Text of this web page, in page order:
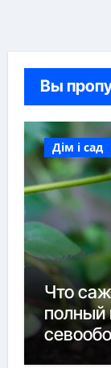
Вы
Дім і сад
Что
полный